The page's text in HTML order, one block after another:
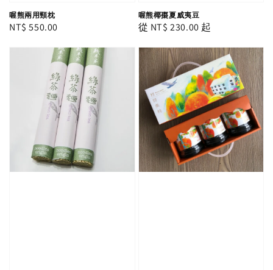
喔熊兩用頸枕
Regular
NT$ 550.00
喔熊椰棗夏威夷豆
Regular
從 NT$ 230.00 起